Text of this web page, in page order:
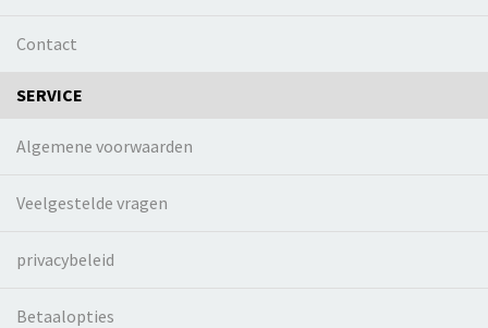
Contact
SERVICE
Algemene voorwaarden
Veelgestelde vragen
privacybeleid
Betaalopties